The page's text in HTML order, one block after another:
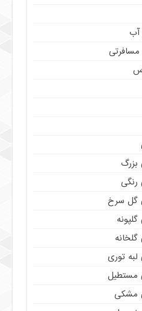
آب
بزرگ
رنگی
گل سرخ
لبه توری
مستطیل
مشکی